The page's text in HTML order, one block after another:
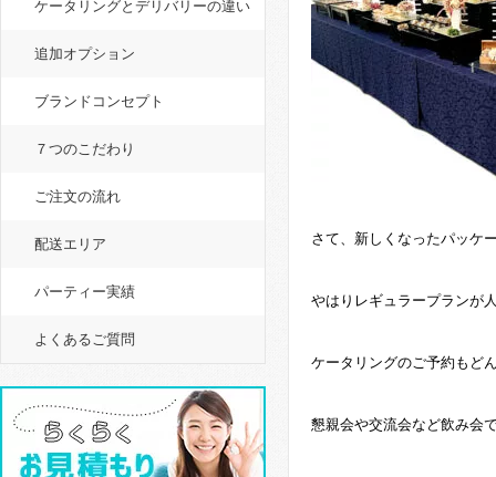
さて、新しくなったパッケ
やはりレギュラープラン
ケータリングのご予約もど
懇親会や交流会など飲み会
ケータリングとデリバリーの違い
追加オプション
ブランドコンセプト
７つのこだわり
ご注文の流れ
配送エリア
パーティー実績
よくあるご質問